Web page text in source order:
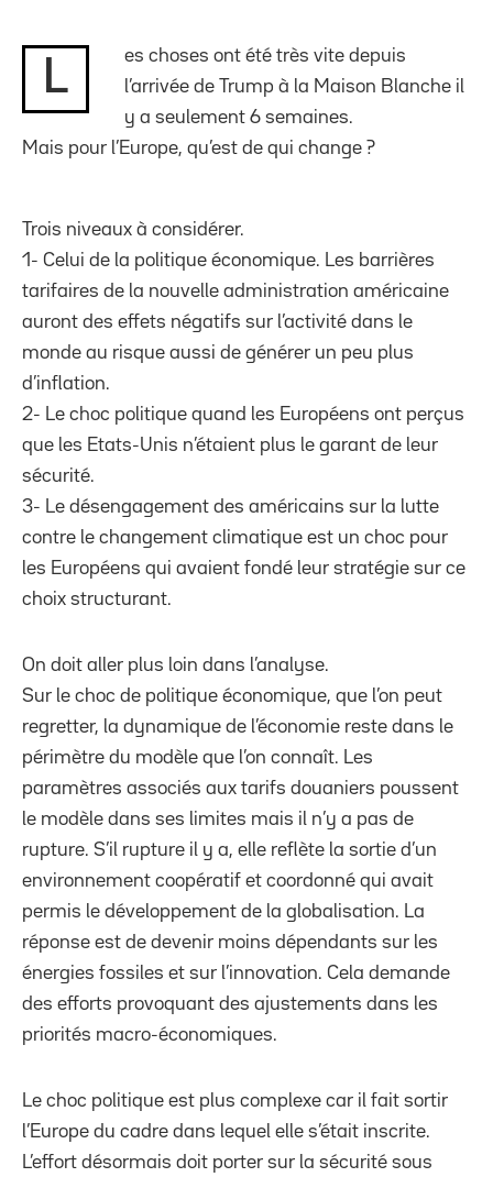
L
es choses ont été très vite depuis
l’arrivée de Trump à la Maison Blanche il
y a seulement 6 semaines.
Mais pour l’Europe, qu’est de qui change ?
Trois niveaux à considérer.
1- Celui de la politique économique. Les barrières
tarifaires de la nouvelle administration américaine
auront des effets négatifs sur l’activité dans le
monde au risque aussi de générer un peu plus
d’inflation.
2- Le choc politique quand les Européens ont perçus
que les Etats-Unis n’étaient plus le garant de leur
sécurité.
3- Le désengagement des américains sur la lutte
contre le changement climatique est un choc pour
les Européens qui avaient fondé leur stratégie sur ce
choix structurant.
On doit aller plus loin dans l’analyse.
Sur le choc de politique économique, que l’on peut
regretter, la dynamique de l’économie reste dans le
périmètre du modèle que l’on connaît. Les
paramètres associés aux tarifs douaniers poussent
le modèle dans ses limites mais il n’y a pas de
rupture. S’il rupture il y a, elle reflète la sortie d’un
environnement coopératif et coordonné qui avait
permis le développement de la globalisation. La
réponse est de devenir moins dépendants sur les
énergies fossiles et sur l’innovation. Cela demande
des efforts provoquant des ajustements dans les
priorités macro-économiques.
Le choc politique est plus complexe car il fait sortir
l’Europe du cadre dans lequel elle s’était inscrite.
L’effort désormais doit porter sur la sécurité sous